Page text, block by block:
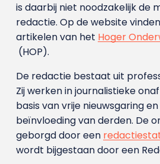
is daarbij niet noodzakelijk de
redactie. Op de website
artikelen van het Hoger
(HOP).
De redactie bestaat uit
Zij werken in journalistieke
basis van vrije nieuwsgaring
beïnvloeding van derden. De
geborgd door een
wordt bijgestaan door een